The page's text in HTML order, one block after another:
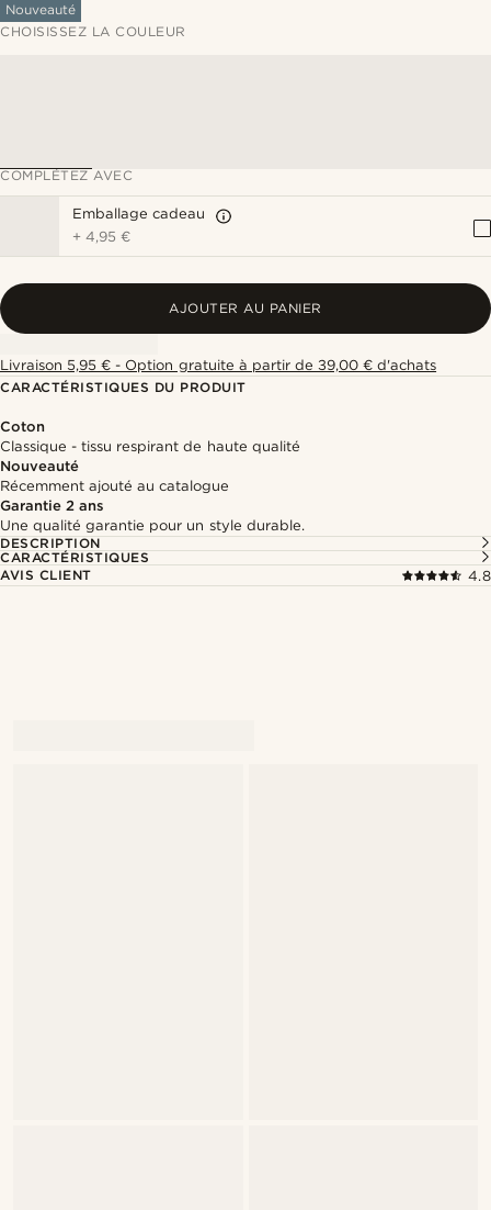
Nouveauté
CHOISISSEZ LA COULEUR
COMPLÉTEZ AVEC
Emballage cadeau
+4,95 €
AJOUTER AU PANIER
Livraison 5,95 € - Option gratuite à partir de 39,00 € d'achats
CARACTÉRISTIQUES DU PRODUIT
Coton
Classique - tissu respirant de haute qualité
Nouveauté
Récemment ajouté au catalogue
Garantie 2 ans
Une qualité garantie pour un style durable.
DESCRIPTION
CARACTÉRISTIQUES
AVIS CLIENT
4.8